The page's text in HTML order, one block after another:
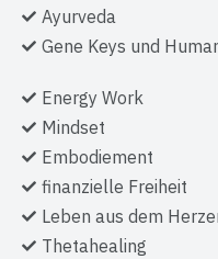
Ayurveda
Gene Keys und
Energy Work
Mindset
Embodiement
finanzielle Freiheit
Leben aus dem
Thetahealing